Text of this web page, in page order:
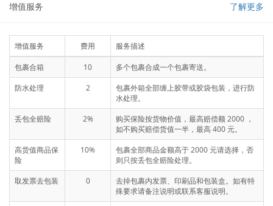
增值服务 了解更多
增值服务 费用 服务描述
包裹合箱 10
多个包裹合成一个包裹寄送。
防水处理
2
包裹外箱全部缠上胶带或胶袋包装，进行防
水处理。
丢包全赔险
2%
购买保险按货物价值，最高赔偿额 2000 ，
如不购买赔偿货值一半，最高 400 元。
高货值商品保
险
10%
包裹全部商品金额高于 2000 元请选择，否
则只按丢包全赔险处理。
取发票去包装
0
去掉包裹内发票、印刷品和包装盒。如有特
殊要求请备注说明或联系客服说明。